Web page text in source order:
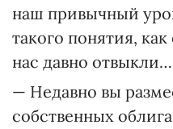
наш привычный
такого понятия,
нас давно отвыкли…
— Недавно вы
собственных